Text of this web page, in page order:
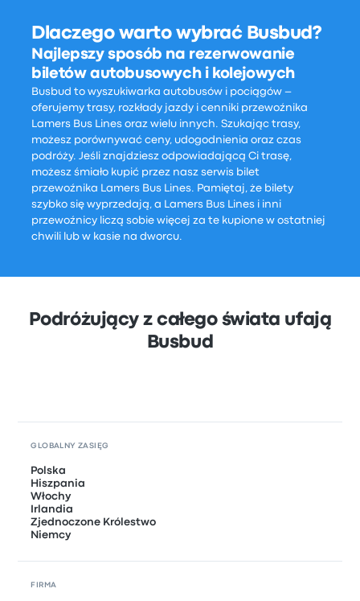
Dlaczego warto wybrać Busbud?
Najlepszy sposób na rezerwowanie
biletów autobusowych i kolejowych
Busbud to wyszukiwarka autobusów i pociągów –
oferujemy trasy, rozkłady jazdy i cenniki przewoźnika
Lamers Bus Lines oraz wielu innych. Szukając trasy,
możesz porównywać ceny, udogodnienia oraz czas
podróży. Jeśli znajdziesz odpowiadającą Ci trasę,
możesz śmiało kupić przez nasz serwis bilet
przewoźnika Lamers Bus Lines. Pamiętaj, że bilety
szybko się wyprzedają, a Lamers Bus Lines i inni
przewoźnicy liczą sobie więcej za te kupione w ostatniej
chwili lub w kasie na dworcu.
Podróżujący z całego świata ufają
Busbud
GLOBALNY ZASIĘG
Polska
Hiszpania
Włochy
Irlandia
Zjednoczone Królestwo
Niemcy
FIRMA